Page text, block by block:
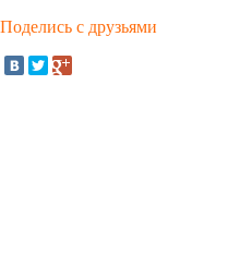
Поделись с друзьями